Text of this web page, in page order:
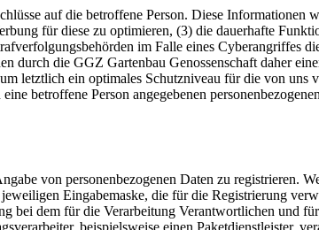
auf die betroffene Person. Diese Informationen
für diese zu optimieren, (3) die dauerhafte
im Falle eines Cyberangriffes
die GGZ Gartenbau Genossenschaft daher
letztlich ein optimales Schutzniveau für die von uns
betroffene Person angegebenen
von personenbezogenen Daten zu registrieren.
Eingabemaske, die für die Registrierung
bei dem für die Verarbeitung Verantwortlichen und
beispielsweise einen Paketdienstleister,